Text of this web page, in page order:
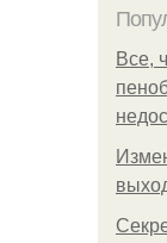
Все,